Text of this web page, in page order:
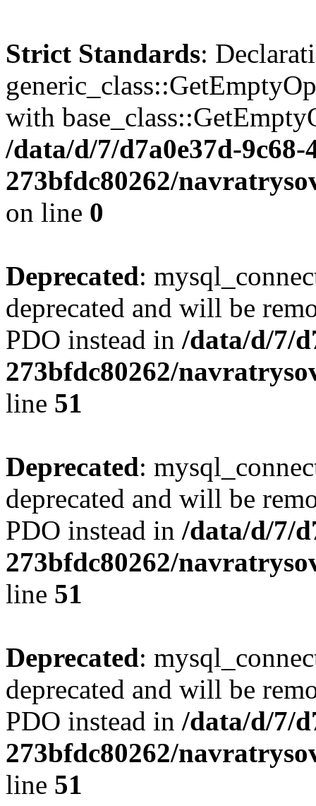
Strict Standards:
with
/data/d/7/d7a0e37d-9c68-
273bfdc80262/
on line 0
Deprecated:
deprecated and will be
PDO instead in /data/d/7/
273bfdc80262/
line 51
Deprecated:
deprecated and will be
PDO instead in /data/d/7/
273bfdc80262/
line 51
Deprecated:
deprecated and will be
PDO instead in /data/d/7/
273bfdc80262/
line 51